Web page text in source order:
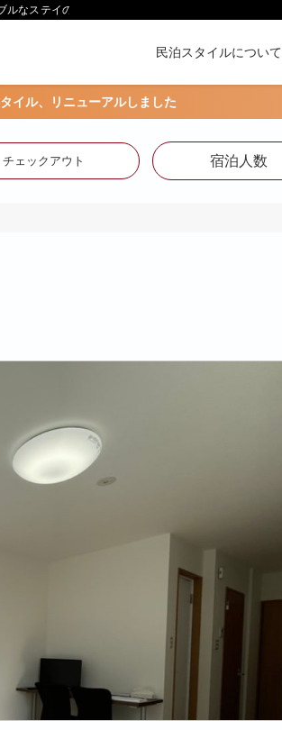
なステイの形をご提供します。
民泊スタイルについて
イル、リニューアルしました
チェックアウト 宿泊人数